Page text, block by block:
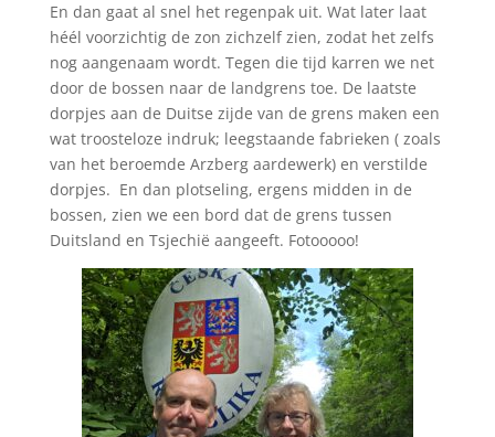
En dan gaat al snel het regenpak uit. Wat later laat
héél voorzichtig de zon zichzelf zien, zodat het zelfs
nog aangenaam wordt. Tegen die tijd karren we net
door de bossen naar de landgrens toe. De laatste
dorpjes aan de Duitse zijde van de grens maken een
wat troosteloze indruk; leegstaande fabrieken ( zoals
van het beroemde Arzberg aardewerk) en verstilde
dorpjes. En dan plotseling, ergens midden in de
bossen, zien we een bord dat de grens tussen
Duitsland en Tsjechië aangeeft. Fotooooo!